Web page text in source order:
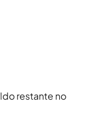
restante no